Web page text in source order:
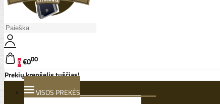
0€000
Prekių krepšelis tuščias!
VISOS PREKĖS